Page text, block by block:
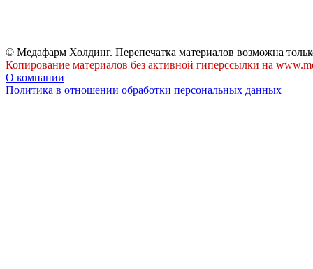
© Медафарм Холдинг. Перепечатка материалов возможна
Копирование материалов без активной гиперссылки на
О компании
Политика в отношении обработки персональных данных